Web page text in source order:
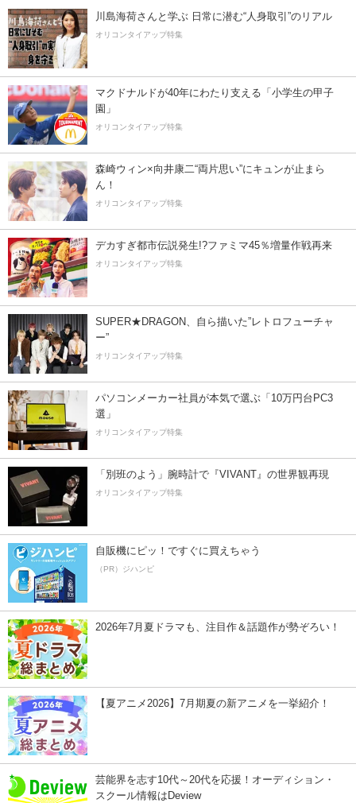
川島海荷さんと学ぶ 日常に潜む“人身取引”のリアル
オリコンタイアップ特集
マクドナルドが40年にわたり支える「小学生の甲子
園」
オリコンタイアップ特集
森崎ウィン×向井康二“両片思い”にキュンが止まら
ん！
オリコンタイアップ特集
デカすぎ都市伝説発生!?ファミマ45％増量作戦再来
オリコンタイアップ特集
SUPER★DRAGON、自ら描いた”レトロフューチャ
ー”
オリコンタイアップ特集
パソコンメーカー社員が本気で選ぶ「10万円台PC3
選」
オリコンタイアップ特集
「別班のよう」腕時計で『VIVANT』の世界観再現
オリコンタイアップ特集
自販機にピッ！ですぐに買えちゃう
（PR）ジハンピ
2026年7月夏ドラマも、注目作＆話題作が勢ぞろい！
【夏アニメ2026】7月期夏の新アニメを一挙紹介！
芸能界を志す10代～20代を応援！オーディション・
スクール情報はDeview